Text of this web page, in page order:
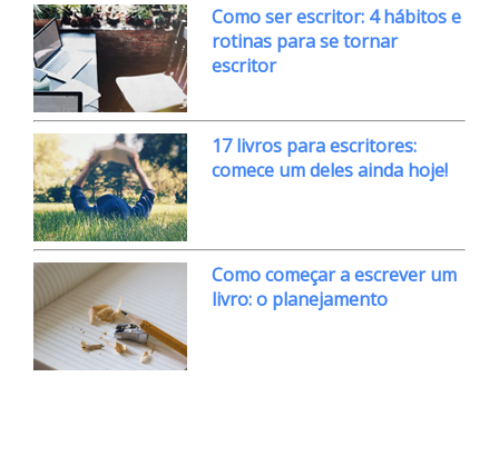
Como ser escritor: 4 hábitos e
rotinas para se tornar
escritor
17 livros para escritores:
comece um deles ainda hoje!
Como começar a escrever um
livro: o planejamento